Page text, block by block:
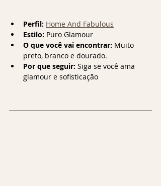
Perfil: Home And Fabulous
Estilo: Puro Glamour
O que você vai encontrar: Muito
preto, branco e dourado.
Por que seguir: Siga se você ama
glamour e sofisticação